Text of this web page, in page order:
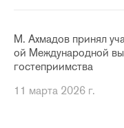
М. Ахмадов принял
ой Международной
гостеприимства
11 марта 2026 г.